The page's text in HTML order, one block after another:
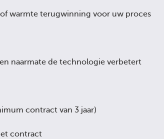
warmte terugwinning voor uw proces
naarmate de technologie verbetert
contract van 3 jaar)
contract